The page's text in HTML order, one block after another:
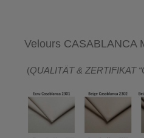
Velours CASABLANCA
(QUALITÄT & ZERTIFIKAT